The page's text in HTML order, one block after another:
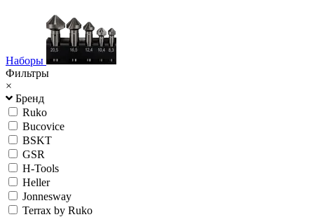
Наборы
Фильтры
×
Бренд
Ruko
Bucovice
BSKT
GSR
H-Tools
Heller
Jonnesway
Terrax by Ruko